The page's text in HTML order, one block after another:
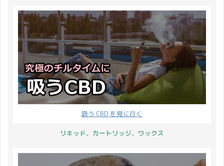
チャー CBDfx のフレー
バー付きティンクチャー
には3種類のフレーバー
と3種類 ...
の通りです。 28日
（月）：13時まで当日発
送 29日（火）：休業 30
日（水）：休業 ...
吸う CBD を見に行く
リキッド、カートリッジ、ワックス